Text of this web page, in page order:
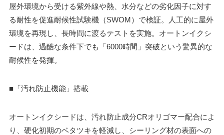
屋外環境から受ける紫外線や熱、水分などの劣化因子に対す
る耐性を促進耐候性試験機（SWOM）で検証。人工的に屋外
環境を再現し、長時間に渡るテストを実施。オートンイクシ
ードは、過酷な条件下でも「6000時間」突破という驚異的な
耐候性を発揮。
■「汚れ防止機能」搭載
オートンイクシードは、汚れ防止成分CRオリゴマー配合によ
り、硬化初期のベタツキを軽減し、シーリング材の表面への